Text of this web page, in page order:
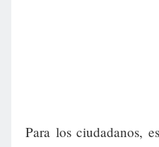
Para los ciudadanos,